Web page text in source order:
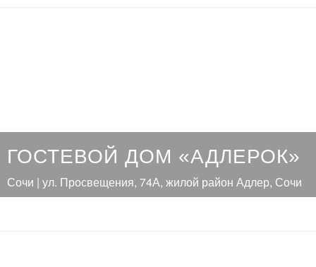
ГОСТЕВОЙ ДОМ «АДЛЕРОК»
Сочи | ул. Просвещения, 74А, жилой район Адлер, Сочи